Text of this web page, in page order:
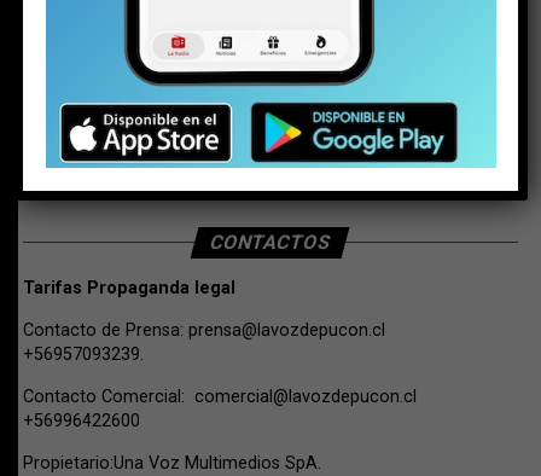
BUSCAR
CONTACTOS
Tarifas Propaganda legal
Contacto de Prensa: prensa@lavozdepucon.cl
+56957093239.
Contacto Comercial: comercial@lavozdepucon.cl
+56996422600
Propietario:Una Voz Multimedios SpA.